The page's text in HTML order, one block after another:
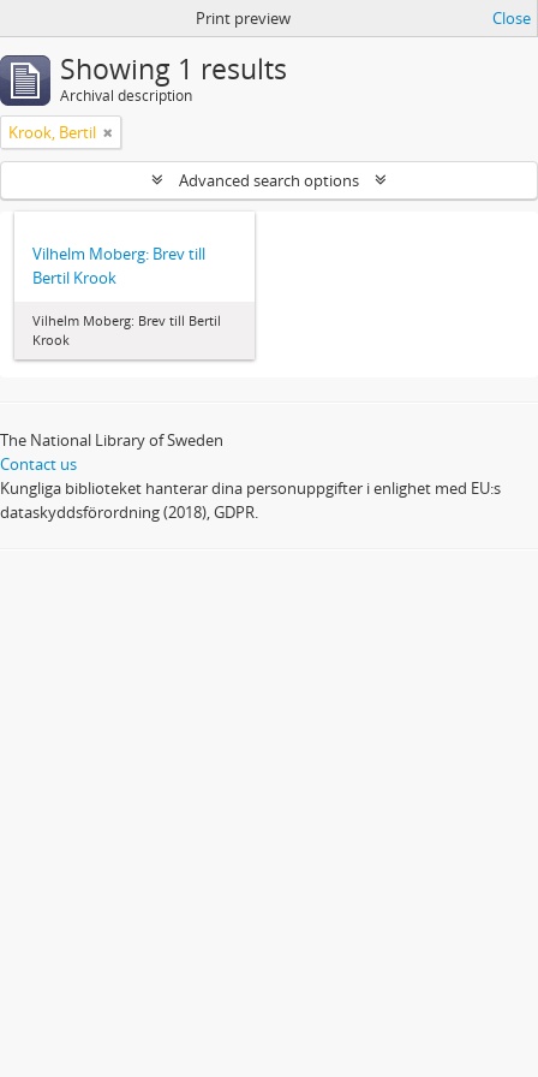
Print preview Close
Showing 1 results
Archival description
Krook, Bertil
Advanced search options
Vilhelm Moberg: Brev till
Bertil Krook
Vilhelm Moberg: Brev till Bertil
Krook
The National Library of Sweden
Contact us
Kungliga biblioteket hanterar dina personuppgifter i enlighet med EU:s
dataskyddsförordning (2018), GDPR.